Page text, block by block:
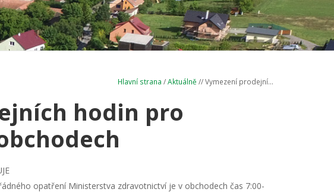
Hlavní strana /Aktuálně // Vymezení prodejní...
hodin pro
opatření Ministerstva zdravotnictví je v obchodech čas 7:00-